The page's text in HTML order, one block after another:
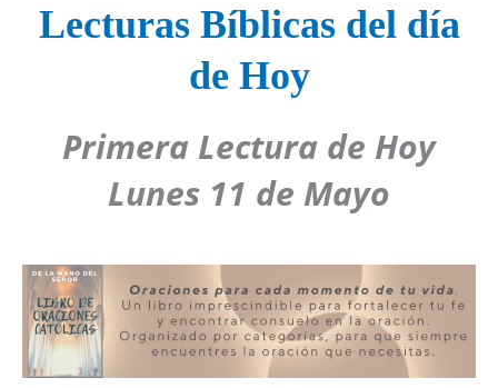
Lecturas Bíblicas del día
de Hoy
Primera Lectura de Hoy
Lunes 11 de Mayo